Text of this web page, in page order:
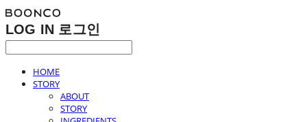
LOG IN 로그인
HOME
STORY
ABOUT
STORY